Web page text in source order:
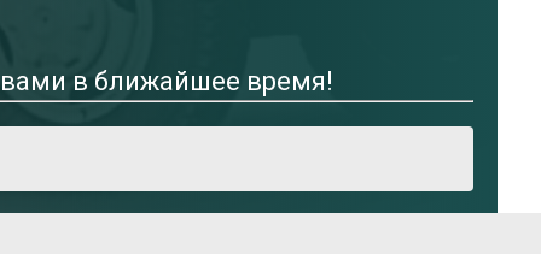
в ближайшее время!